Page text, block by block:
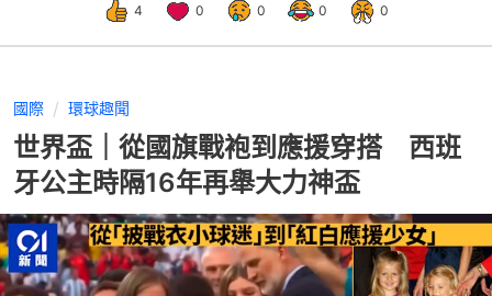
4 0 0 0 0
國際 環球趣聞
世界盃｜從國旗戰袍到應援穿搭 西班
牙公主時隔16年再舉大力神盃